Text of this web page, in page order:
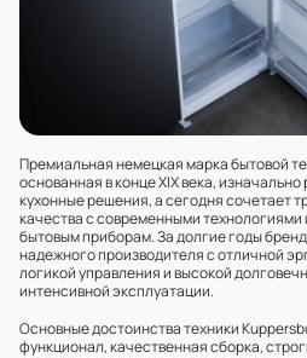
Премиальная немецкая марка бытовой
основанная в конце XIX века,
кухонные решения, а сегодня сочетает
качества с современными
бытовым приборам. За долгие годы
надежного производителя с отличной
логикой управления и высокой
интенсивной эксплуатации.
Основные достоинства техники
функционал, качественная сборка,